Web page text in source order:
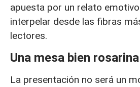
apuesta por un relato
interpelar desde las fibras
lectores.
Una mesa bien rosarina
La presentación no será un